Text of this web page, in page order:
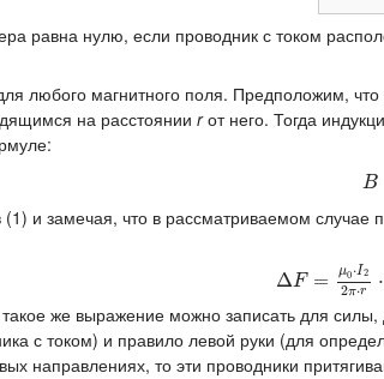
равна нулю, если проводник с током
любого магнитного поля. Предположим,
на расстоянии rот него. Тогда
B
B=
и замечая, что в рассматриваемом случае
ΔF = μ0 ⋅I2
2π⋅r ⋅
ΔF=μ0 I22π⋅ r⋅
же выражение можно записать для
с током) и правило левой руки (для
направлениях, то эти проводники